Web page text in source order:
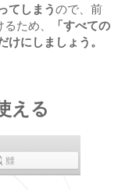
てしまうので、前
ため、
「すべての
にしましょう。
える